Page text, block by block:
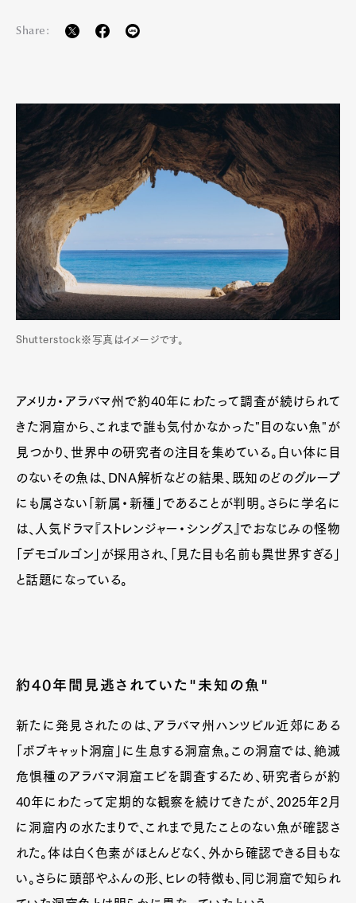
Share:
Shutterstock※写真はイメージです。
アメリカ・アラバマ州で約40年にわたって調査が続けられて
きた洞窟から、これまで誰も気付かなかった"目のない魚"が
見つかり、世界中の研究者の注目を集めている。白い体に目
のないその魚は、DNA解析などの結果、既知のどのグループ
にも属さない「新属・新種」であることが判明。さらに学名に
は、人気ドラマ『ストレンジャー・シングス』でおなじみの怪物
「デモゴルゴン」が採用され、「見た目も名前も異世界すぎる」
と話題になっている。
約40年間見逃されていた"未知の魚"
新たに発見されたのは、アラバマ州ハンツビル近郊にある
「ボブキャット洞窟」に生息する洞窟魚。この洞窟では、絶滅
危惧種のアラバマ洞窟エビを調査するため、研究者らが約
40年にわたって定期的な観察を続けてきたが、2025年2月
に洞窟内の水たまりで、これまで見たことのない魚が確認さ
れた。体は白く色素がほとんどなく、外から確認できる目もな
い。さらに頭部やふんの形、ヒレの特徴も、同じ洞窟で知られ